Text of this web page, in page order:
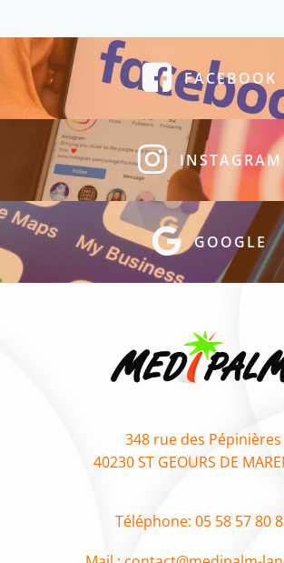
FACEBOOK
INSTAGRAM
GOOGLE
348 rue des Pépinières
40230 ST GEOURS DE
Téléphone: 05 58 57 80